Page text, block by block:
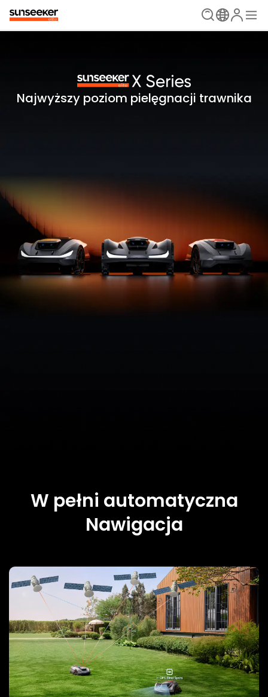
Najwyższy poziom pielęgnacji trawnika
W pełni automatyczna
Nawigacja